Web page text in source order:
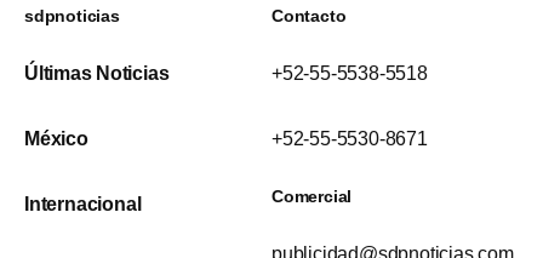
sdpnoticias
Últimas Noticias
México
Internacional
Contacto
+52-55-5538-5518
+52-55-5530-8671
Comercial